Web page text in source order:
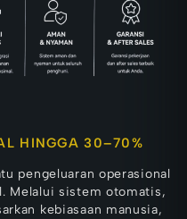
HINGGA 30–70%
pengeluaran operasional
Melalui sistem otomatis,
kebiasaan manusia,